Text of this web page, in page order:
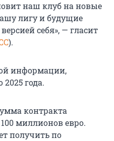
наш клуб на новые
лигу и будущие
себя», — гласит
).
информации,
года.
контракта
миллионов евро.
получить по